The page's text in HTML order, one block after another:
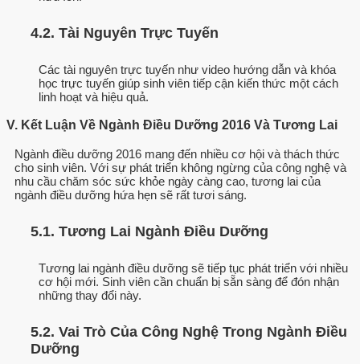
4.2. Tài Nguyên Trực Tuyến
Các tài nguyên trực tuyến như video hướng dẫn và khóa
học trực tuyến giúp sinh viên tiếp cận kiến thức một cách
linh hoạt và hiệu quả.
V. Kết Luận Về Ngành Điều Dưỡng 2016 Và Tương Lai
Ngành điều dưỡng 2016 mang đến nhiều cơ hội và thách thức
cho sinh viên. Với sự phát triển không ngừng của công nghệ và
nhu cầu chăm sóc sức khỏe ngày càng cao, tương lai của
ngành điều dưỡng hứa hẹn sẽ rất tươi sáng.
5.1. Tương Lai Ngành Điều Dưỡng
Tương lai ngành điều dưỡng sẽ tiếp tục phát triển với nhiều
cơ hội mới. Sinh viên cần chuẩn bị sẵn sàng để đón nhận
những thay đổi này.
5.2. Vai Trò Của Công Nghệ Trong Ngành Điều
Dưỡng